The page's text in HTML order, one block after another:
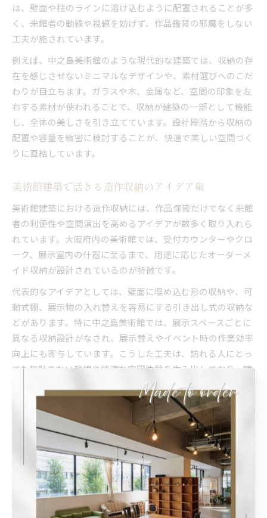
は、壁面や柱のラインに溶け込むように配置されることが多
く、来館者の動線や視線を妨げず、作品鑑賞の邪魔をしない
工夫が施されています。
例えば、中之島美術館のような現代的な建築では、収納の存
在を感じさせないミニマルなデザインや、素材選びへのこだ
わりが目立ちます。ガラスや木、金属など、空間の印象を左
右する素材が使われることで、収納が建築の一部として機能
し、全体の美しさを引き立てています。設計段階から収納の
配置や容量を緻密に検討することが、快適で美しい空間づく
りに直結しています。
美術館建築で活きる造作収納のアイデア集
美術館建築における造作収納には、作品保管だけでなく来館
者の利便性や空間演出を高めるアイデアが数多く取り入れら
れています。大阪府内の美術館では、受付カウンターやクロ
ーク、展示室内の什器に至るまで、用途に応じたオーダーメ
イド収納が設計されているのが特徴です。
代表的なアイデアとしては、壁面に埋め込む形の収納や、可
動式棚、展示物の入れ替えを容易にする引き出し式の収納な
どがあります。特に中之島美術館では、展示スペースごとに
異なる収納設計がなされ、展示替えやイベント時の作業効率
向上にも寄与しています。こうした工夫は、訪れる人にとっ
ても無駄のない動線や快適な空間体験を生み出しており、建
築とインテリアの融合例として注目されています。
造作収納が建築家に選ばれる理由を徹底解説
造作収納が建築家に選ばれる最大の理由は、空間全体との調
和と機能性を高い次元で両立できる点にあります。既製品の
収納では得られない一体感や、建築コンセプトに合わせたカ
スタマイズが可能だからです。大阪府の美術館では、設計段
階から収納計画を立てることで、無駄なスペースを生じさせ